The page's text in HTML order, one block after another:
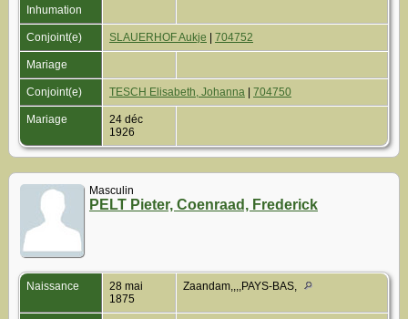
Inhumation
Conjoint(e) SLAUERHOF Aukje 704752
Mariage
Conjoint(e) TESCH Elisabeth, Johanna 704750
Mariage
24 déc
1926
Masculin
PELT Pieter, Coenraad, Frederick
Naissance
28 mai
1875
Zaandam,,,,PAYS-BAS,